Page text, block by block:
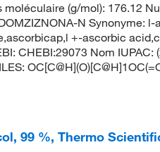
(g/mol): 176.12
N Synonyme: l-
+-ascorbic
CHEBI:29073 Nom IUPAC:
99 %, Thermo